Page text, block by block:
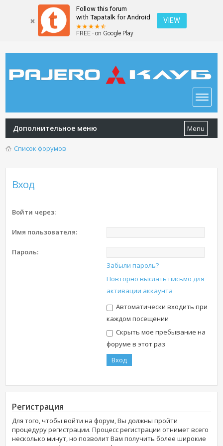
Follow this forum
with Tapatalk for Android
FREE - on Google Play
VIEW
Дополнительное меню Menu
Список форумов
Вход
Войти через:
Имя пользователя:
Пароль:
Забыли пароль?
Повторно выслать письмо для
активации аккаунта
Автоматически входить при
каждом посещении
Скрыть мое пребывание на
форуме в этот раз
Регистрация
Для того, чтобы войти на форум, Вы должны пройти
процедуру регистрации. Процесс регистрации отнимет всего
несколько минут, но позволит Вам получить более широкие